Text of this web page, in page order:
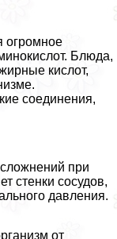
огромное
Блюда,
кислот,
соединения,
при
стенки сосудов,
давления.
от